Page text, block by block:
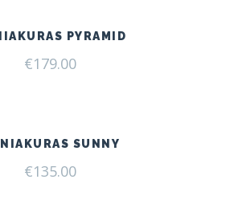
PYRAMID
€179.00
SUNNY
€135.00